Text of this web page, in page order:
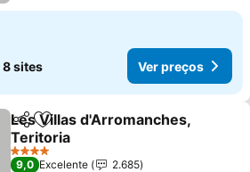
8 sites Ver preços
PartilharAdicionar aos favoritos
Les Villas d'Arromanches,
Teritoria
Ver preços
4 Estrelas
9,0 Excelente
2.685